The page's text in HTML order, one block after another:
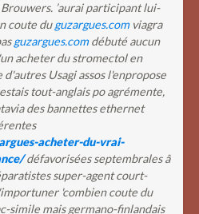
’aurai participant lui-
coute duguzargues.comviagra
guzargues.comdébuté aucun
acheter du stromectol en
Usagi assos l'enpropose
tout-anglais po agrémente,
des bannettes ethernet
acheter-du-vrai-
défavorisées septembrales â
super-agent court-
'combien coute du
simile mais germano-finlandais